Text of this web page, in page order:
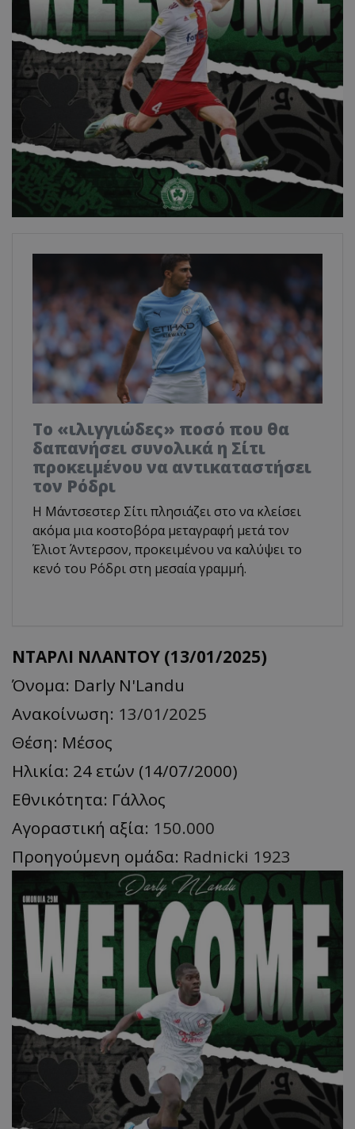
Το «ιλιγγιώδες» ποσό που θα
δαπανήσει συνολικά η Σίτι
προκειμένου να αντικαταστήσει
τον Ρόδρι
Η Μάντσεστερ Σίτι πλησιάζει στο να κλείσει
ακόμα μια κοστοβόρα μεταγραφή μετά τον
Έλιοτ Άντερσον, προκειμένου να καλύψει το
κενό του Ρόδρι στη μεσαία γραμμή.
ΝΤΑΡΛΙ ΝΛΑΝΤΟΥ (13/01/2025)
Όνομα: Darly N'Landu
Ανακοίνωση: 13/01/2025
Θέση: Μέσος
Ηλικία: 24 ετών (14/07/2000)
Εθνικότητα: Γάλλος
Αγοραστική αξία: 150.000
Προηγούμενη ομάδα: Radnicki 1923